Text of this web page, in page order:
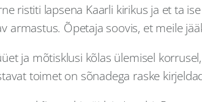
ristiti lapsena Kaarli kirikus ja et ta
armastus. Õpetaja soovis, et meile
ja mõtisklusi kõlas ülemisel
toimet on sõnadega raske